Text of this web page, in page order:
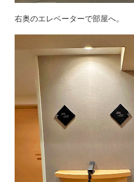
右奥のエレベーターで部屋へ。